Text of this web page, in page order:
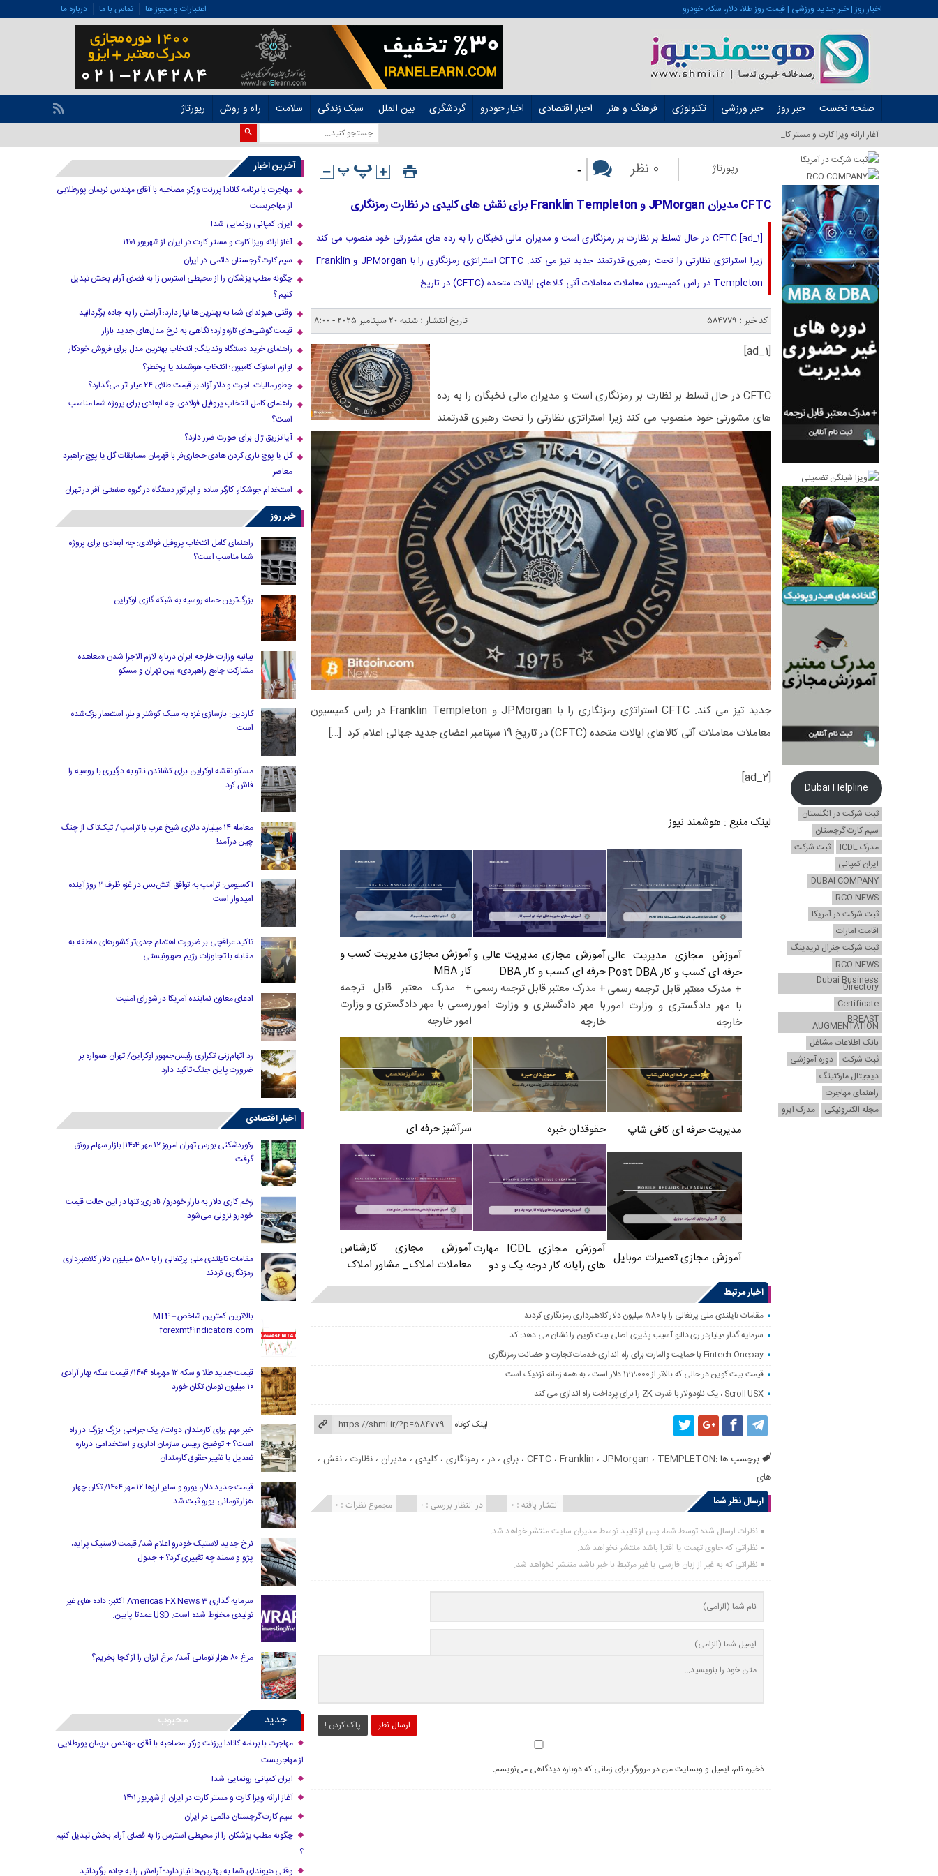
اخبار روز | خبر جدید ورزشی | قیمت روز طلا، دلار، سکه، خودرو اعتبارات و مجوز ها تماس با ما درباره ما
صفحه نخست خبر روز خبر ورزشی تکنولوژی فرهنگ و هنر اخبار اقتصادی اخبار خودرو گردشگری بین الملل سبک زندگی سلامت راه و روش رپورتاژ
آغاز ارائه ویزا کارت و مستر کارت در ایران از _
رپورتاژ 0 نظر -
CFTC مدیران JPMorgan و Franklin Templeton برای نقش های کلیدی در نظارت رمزنگاری
[ad_1] CFTC در حال تسلط بر نظارت بر رمزنگاری است و مدیران مالی نخبگان را به رده های مشورتی خود منصوب می کند
زیرا استراتژی نظارتی را تحت رهبری قدرتمند جدید تیز می کند. CFTC استراتژی رمزنگاری را با JPMorgan و Franklin
Templeton در راس کمیسیون معاملات معاملات آتی کالاهای ایالات متحده (CFTC) در تاریخ
کد خبر : 584779 تاریخ انتشار : شنبه 20 سپتامبر 2025 - 8:00
[ad_1]
CFTC در حال تسلط بر نظارت بر رمزنگاری است و مدیران مالی نخبگان را به رده
های مشورتی خود منصوب می کند زیرا استراتژی نظارتی را تحت رهبری قدرتمند
جدید تیز می کند. CFTC استراتژی رمزنگاری را با JPMorgan و Franklin Templeton در راس کمیسیون
معاملات معاملات آتی کالاهای ایالات متحده (CFTC) در تاریخ 19 سپتامبر اعضای جدید جهانی اعلام کرد. […]
[ad_2]
لینک منبع : هوشمند نیوز
آموزش مجازی مدیریت عالی
حرفه ای کسب و کار Post DBA
+ مدرک معتبر قابل ترجمه رسمی
با مهر دادگستری و وزارت امور
خارجه
آموزش مجازی مدیریت عالی و
حرفه ای کسب و کار DBA
+ مدرک معتبر قابل ترجمه رسمی
با مهر دادگستری و وزارت امور
خارجه
آموزش مجازی مدیریت کسب و
کار MBA
+ مدرک معتبر قابل ترجمه
رسمی با مهر دادگستری و وزارت
امور خارجه
مدیریت حرفه ای کافی شاپ حقوقدان خبره سرآشپز حرفه ای
آموزش مجازی تعمیرات موبایل
آموزش مجازی ICDL مهارت
های رایانه کار درجه یک و دو
آموزش مجازی کارشناس
معاملات املاک_ مشاور املاک
اخبار مرتبط
مقامات تایلندی ملی پرتغالی را با 580 میلیون دلار کلاهبرداری رمزنگاری کردند
سرمایه گذار میلیاردر ری دالیو آسیب پذیری اصلی بیت کوین را نشان می دهد: کد
Fintech Onepay با حمایت والمارت برای راه اندازی خدمات تجارت و حضانت رمزنگاری
قیمت بیت کوین در حالی که بالاتر از 122،000 دلار است ، به همه زمانه نزدیک است
Scroll USX ، یک نئودولار با قدرت ZK را برای پرداخت راه اندازی می کند
لینک کوتاه
برچسب ها : CFTC، Franklin ، JPMorgan ، TEMPLETON ،برای ،در ، رمزنگاری ،کلیدی ، مدیران ،نظارت ،نقش ،
های
ارسال نظر شما
مجموع نظرات : 0 در انتظار بررسی : 0 انتشار یافته : 0
نظرات ارسال شده توسط شما، پس از تایید توسط مدیران سایت منتشر خواهد شد.
نظراتی که حاوی تهمت یا افترا باشد منتشر نخواهد شد.
نظراتی که به غیر از زبان فارسی یا غیر مرتبط با خبر باشد منتشر نخواهد شد.
ارسال نظر پاک کردن !
ذخیره نام، ایمیل و وبسایت من در مرورگر برای زمانی که دوباره دیدگاهی می‌نویسم.
Dubai Helpline
ثبت شرکت در انگلستان
سیم کارت گرجستان
مدرک ICDL
ثبت شرکت
ایران کمپانی
DUBAI COMPANY
RCO NEWS
ثبت شرکت در آمریکا
اقامت امارات
ثبت شرکت جنرال تریدینگ
RCO NEWS
Dubai Business
Directory
Certificate
BREAST
AUGMENTATION
بانک اطلاعات مشاغل
ثبت شرکت
دوره آموزشی
دیجیتال مارکتینگ
راهنمای مهاجرت
مجله الکترونیکی
مدرک ایزو
آخرین اخبار
مهاجرت با برنامه کانادا پرزنت ورکر: مصاحبه با آقای مهندس نریمان پورطلایی
از مهاجریست
ایران کمپانی رونمایی شد!
آغاز ارائه ویزا کارت و مستر کارت در ایران از شهریور ۱۴۰۱
سیم کارت گرجستان دائمی در ایران
چگونه مطب پزشکان را از محیطی استرس زا به فضای آرام بخش تبدیل
کنیم ؟
وقتی هیوندای شما به بهترین‌ها نیاز دارد؛ آرامش را به جاده برگردانید
قیمت گوشی‌های تازه‌وارد؛ نگاهی به نرخ مدل‌های جدید بازار
راهنمای خرید دستگاه وندینگ: انتخاب بهترین مدل برای فروش خودکار
لوازم استوک کامیون؛ انتخاب هوشمند یا پرخطر؟
چطور مالیات، اجرت و دلار آزاد بر قیمت طلای ۲۴ عیار اثر می‌گذارد؟
راهنمای کامل انتخاب پروفیل فولادی: چه ابعادی برای پروژه شما مناسب
است؟
آیا تزریق ژل برای صورت ضرر دارد​؟
گل یا پوچ بازی کردن هادی حجازی‌فر با قهرمان مسابقات گل یا پوچ-راهبرد
معاصر
استخدام جوشکار، کارگر ساده و اپراتور دستگاه در گروه صنعتی آفر در تهران
خبر روز
راهنمای کامل انتخاب پروفیل فولادی: چه ابعادی برای پروژه
شما مناسب است؟
بزرگ‌ترین حمله روسیه به شبکه گازی اوکراین
بیانیه وزارت خارجه ایران درباره لازم‌ الاجرا شدن «معاهده
مشارکت جامع راهبردی» بین تهران و مسکو
گاردین: بازسازی غزه به سبک کوشنر و بلر، استعمار بزک‌شده
است
مسکو نقشه اوکراین برای کشاندن ناتو به درگیری با روسیه را
فاش کرد
معامله ۱۴ میلیارد دلاری شیخ عرب با ترامپ / تیک‌تاک از چنگ
چین درآمد!
آکسیوس: ترامپ به توافق آتش‌بس در غزه ظرف ۲ روز آینده
امیدوار است
تاکید عراقچی بر ضرورت اهتمام جدی‌تر کشورهای منطقه به
مقابله با تجاوزات رژیم صهیونیستی
ادعای معاون نماینده آمریکا در شورای امنیت
رد اتهام‌زنی تکراری رئیس‌جمهور اوکراین/ تهران همواره بر
ضرورت پایان جنگ تاکید دارد
اخبار اقتصادی
رکوردشکنی بورس تهران امروز ۱۲ مهر ۱۴۰۴| بازار سهام رونق
گرفت
زخم کاری دلار به بازار خودرو/ نادری: تنها در این حالت قیمت
خودرو نزولی می‌شود
مقامات تایلندی ملی پرتغالی را با 580 میلیون دلار کلاهبرداری
رمزنگاری کردند
بالاترین کمترین شاخص MT4 –
forexmt4indicators.com
قیمت جدید طلا و سکه ۱۲ مهرماه ۱۴۰۴/ قیمت سکه بهار آزادی
۱۰ میلیون تومان تکان خورد
خبر مهم برای کارمندان دولت/ یک جراحی بزرگ بزرگ در راه
است؟ + توضیح رییس سازمان اداری و استخدامی درباره
تعدیل یا تغییر حقوق کارمندان
قیمت جدید دلار، یورو و سایر ارزها ۱۲ مهر ۱۴۰۴/ تکان چهار
هزار تومانی یورو ثبت شد
نرخ جدید لاستیک خودرو اعلام شد/ قیمت لاستیک پراید،
پژو و سمند چه تغییری کرد؟ + جدول
سرمایه گذاری Americas FX News 3 اکتبر: داده های غیر
تولیدی مخلوط شده است. USD عمدتا پایین.
مرغ ۸۰ هزار تومانی آمد/ مرغ ارزان را از کجا بخریم؟
جدید محبوب
مهاجرت با برنامه کانادا پرزنت ورکر: مصاحبه با آقای مهندس نریمان پورطلایی
از مهاجریست
ایران کمپانی رونمایی شد!
آغاز ارائه ویزا کارت و مستر کارت در ایران از شهریور ۱۴۰۱
سیم کارت گرجستان دائمی در ایران
چگونه مطب پزشکان را از محیطی استرس زا به فضای آرام بخش تبدیل کنیم
؟
وقتی هیوندای شما به بهترین‌ها نیاز دارد؛ آرامش را به جاده برگردانید